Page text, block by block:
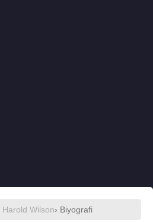
Harold Wilson› Biyografi